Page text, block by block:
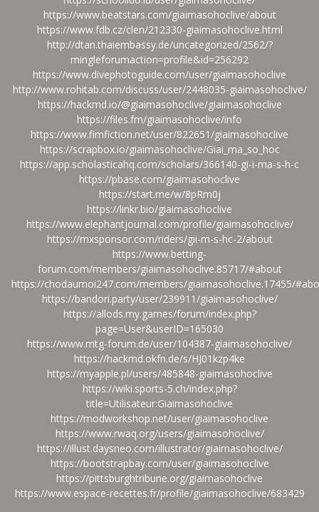
https://www.beatstars.com/giaimasohoclive/about
https://www.fdb.cz/clen/212330-giaimasohoclive.html
http://dtan.thaiembassy.de/uncategorized/2562/?
mingleforumaction=profile&id=256292
https://www.divephotoguide.com/user/giaimasohoclive
http://www.rohitab.com/discuss/user/2448035-giaimasohoclive/
https://hackmd.io/@giaimasohoclive/giaimasohoclive
https://files.fm/giaimasohoclive/info
https://www.fimfiction.net/user/822651/giaimasohoclive
https://scrapbox.io/giaimasohoclive/Giai_ma_so_hoc
https://app.scholasticahq.com/scholars/366140-gi-i-ma-s-h-c
https://pbase.com/giaimasohoclive
https://start.me/w/8pRm0j
https://linkr.bio/giaimasohoclive
https://www.elephantjournal.com/profile/giaimasohoclive/
https://mxsponsor.com/riders/gii-m-s-hc-2/about
https://www.betting-
forum.com/members/giaimasohoclive.85717/#about
https://chodaumoi247.com/members/giaimasohoclive.17455/
https://bandori.party/user/239911/giaimasohoclive/
https://allods.my.games/forum/index.php?
page=User&userID=165030
https://www.mtg-forum.de/user/104387-giaimasohoclive/
https://hackmd.okfn.de/s/HJ01kzp4ke
https://myapple.pl/users/485848-giaimasohoclive
https://wiki.sports-5.ch/index.php?
title=Utilisateur:Giaimasohoclive
https://modworkshop.net/user/giaimasohoclive
https://www.rwaq.org/users/giaimasohoclive/
https://illust.daysneo.com/illustrator/giaimasohoclive/
https://bootstrapbay.com/user/giaimasohoclive
https://pittsburghtribune.org/giaimasohoclive
https://www.espace-recettes.fr/profile/giaimasohoclive/683429